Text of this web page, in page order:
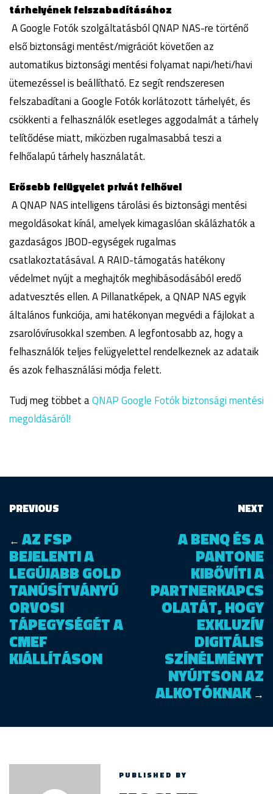
tárhelyének felszabadításához
A Google Fotók szolgáltatásból QNAP NAS-re történő
első biztonsági mentést/migrációt követően az
automatikus biztonsági mentési folyamat napi/heti/havi
ütemezéssel is beállítható. Ez segít rendszeresen
felszabadítani a Google Fotók korlátozott tárhelyét, és
csökkenti a felhasználók esetleges aggodalmát a tárhely
telítődése miatt, miközben rugalmasabbá teszi a
felhőalapú tárhely használatát.
Erősebb felügyelet privát felhővel
A QNAP NAS intelligens tárolási és biztonsági mentési
megoldásokat kínál, amelyek kimagaslóan skálázhatók a
gazdaságos JBOD-egységek rugalmas
csatlakoztatásával. A RAID-támogatás hatékony
védelmet nyújt a meghajtók meghibásodásából eredő
adatvesztés ellen. A Pillanatképek, a QNAP NAS egyik
általános funkciója, ami hatékonyan megvédi a fájlokat a
zsarolóvírusokkal szemben. A legfontosabb az, hogy a
felhasználók teljes felügyelettel rendelkeznek az adataik
és azok felhasználási módja felett.
Tudj meg többet aQNAP Google Fotók biztonsági mentési
megoldásáról!
PREVIOUS
← AZ FSP
BEJELENTI A
LEGÚJABB GOLD
TANÚSÍTVÁNYÚ
ORVOSI
TÁPEGYSÉGÉT A
CMEF
KIÁLLÍTÁSON
NEXT
A BENQ ÉS A
PANTONE
KIBŐVÍTI A
PARTNERKAPCS
OLATÁT, HOGY
EXKLUZÍV
DIGITÁLIS
SZÍNÉLMÉNYT
NYÚJTSON AZ
ALKOTÓKNAK→
PUBLISHED BY